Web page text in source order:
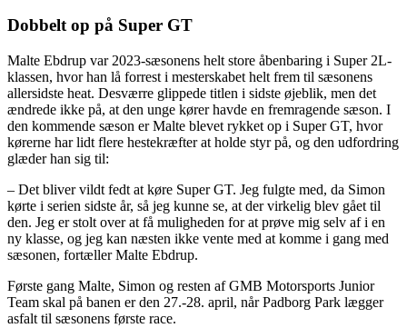
Dobbelt op på Super GT
Malte Ebdrup var 2023-sæsonens helt store åbenbaring i Super 2L-
klassen, hvor han lå forrest i mesterskabet helt frem til sæsonens
allersidste heat. Desværre glippede titlen i sidste øjeblik, men det
ændrede ikke på, at den unge kører havde en fremragende sæson. I
den kommende sæson er Malte blevet rykket op i Super GT, hvor
kørerne har lidt flere hestekræfter at holde styr på, og den udfordring
glæder han sig til:
– Det bliver vildt fedt at køre Super GT. Jeg fulgte med, da Simon
kørte i serien sidste år, så jeg kunne se, at der virkelig blev gået til
den. Jeg er stolt over at få muligheden for at prøve mig selv af i en
ny klasse, og jeg kan næsten ikke vente med at komme i gang med
sæsonen, fortæller Malte Ebdrup.
Første gang Malte, Simon og resten af GMB Motorsports Junior
Team skal på banen er den 27.-28. april, når Padborg Park lægger
asfalt til sæsonens første race.